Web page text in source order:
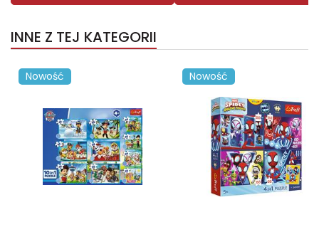
INNE Z TEJ KATEGORII
Nowość Nowość